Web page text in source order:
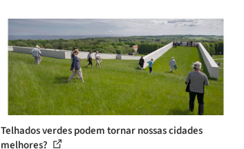
Telhados verdes podem tornar nossas cidades
melhores?